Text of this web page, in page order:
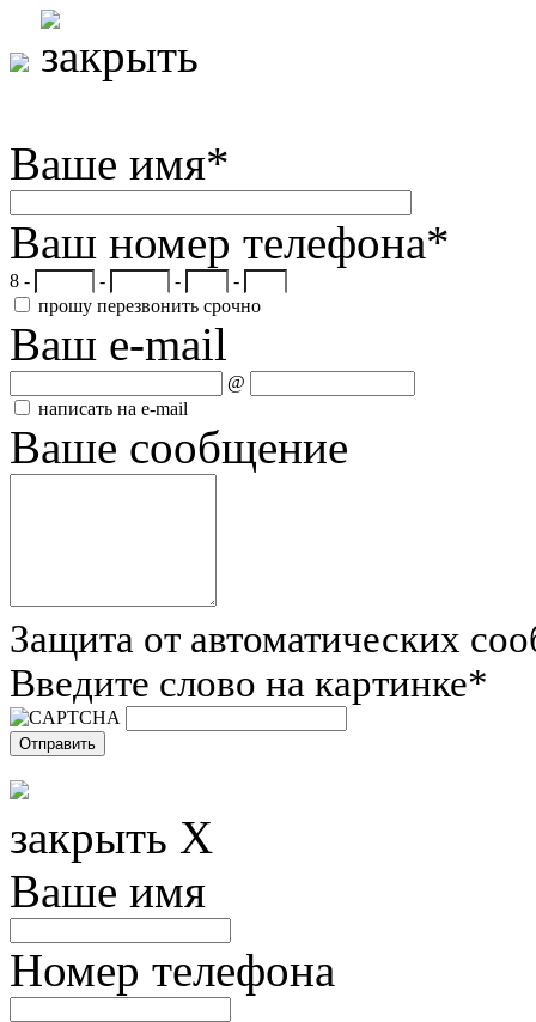
Ваше имя*
Ваш номер телефона*
8 - - -
-
прошу перезвонить срочно
Ваш e-mail
@
написать на e-mail
Ваше сообщение
Защита от автоматических
Введите слово на картинке*
закрыть X
Ваше имя
Номер телефона